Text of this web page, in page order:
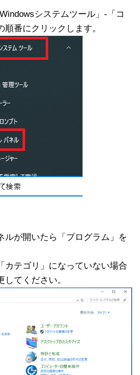
システムツール」-「コ
番にクリックします。
ルが開いたら「プログラム」を
テゴリ」になっていない場合
てください。